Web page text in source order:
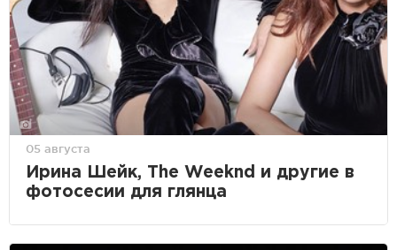
05 августа
Ирина Шейк, The Weeknd и другие в
фотосесии для глянца